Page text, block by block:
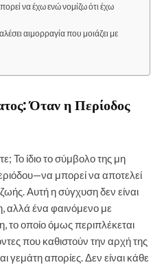
να έχω ενώ νομίζω ότι έχω
αιμορραγία που μοιάζει με
Όταν η Περίοδος
Το ίδιο το σύμβολο της μη
μπορεί να αποτελεί
Αυτή η σύγχυση δεν είναι
αλλά ένα φαινόμενο με
το οποίο όμως περιπλέκεται
που καθιστούν την αρχή της
γεμάτη απορίες. Δεν είναι κάθε